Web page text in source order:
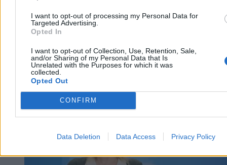
I want to opt-out of processing my Personal Data for
Targeted Advertising.
Opted In
I want to opt-out of Collection, Use, Retention, Sale,
and/or Sharing of my Personal Data that Is
Unrelated with the Purposes for which it was
collected.
Opted Out
CONFIRM
Data Deletion Data Access Privacy Policy